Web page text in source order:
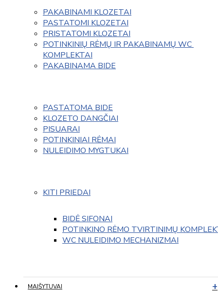
PAKABINAMI KLOZETAI
PASTATOMI KLOZETAI
PRISTATOMI KLOZETAI
POTINKINIŲ RĖMŲ IR PAKABINAMŲ WC
KOMPLEKTAI
PAKABINAMA BIDE
PASTATOMA BIDE
KLOZETO DANGČIAI
PISUARAI
POTINKINIAI RĖMAI
NULEIDIMO MYGTUKAI
KITI PRIEDAI
BIDĖ SIFONAI
POTINKINO RĖMO TVIRTINIMŲ
WC NULEIDIMO MECHANIZMAI
MAIŠYTUVAI